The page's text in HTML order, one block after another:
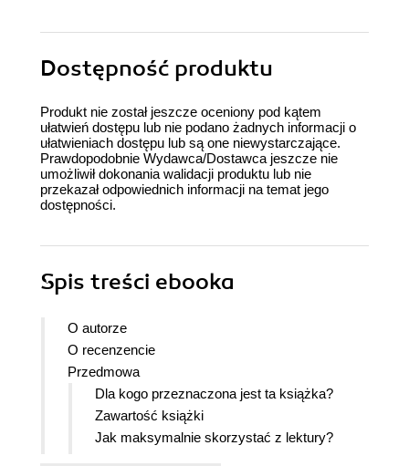
Dostępność produktu
Produkt nie został jeszcze oceniony pod kątem
ułatwień dostępu lub nie podano żadnych informacji o
ułatwieniach dostępu lub są one niewystarczające.
Prawdopodobnie Wydawca/Dostawca jeszcze nie
umożliwił dokonania walidacji produktu lub nie
przekazał odpowiednich informacji na temat jego
dostępności.
Spis treści ebooka
O autorze
O recenzencie
Przedmowa
Dla kogo przeznaczona jest ta książka?
Zawartość książki
Jak maksymalnie skorzystać z lektury?